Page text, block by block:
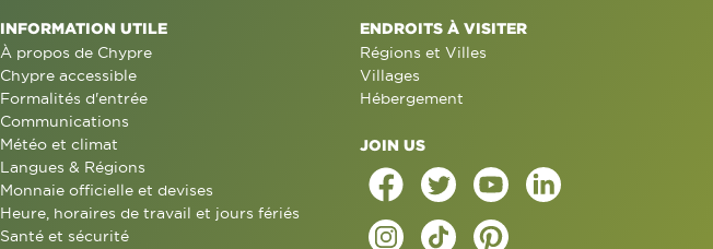
INFORMATION UTILE
À propos de Chypre
Chypre accessible
Formalités d'entrée
Communications
Météo et climat
Langues & Régions
Monnaie officielle et devises
Heure, horaires de travail et jours fériés
Santé et sécurité
ENDROITS À VISITER
Régions et Villes
Villages
Hébergement
JOIN US